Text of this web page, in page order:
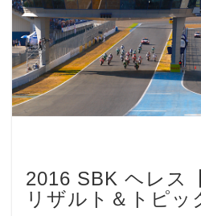
2016 SBK ヘレス
リザルト＆トピッ